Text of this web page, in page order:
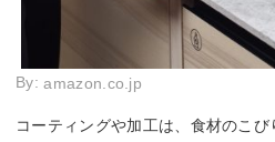
By:amazon.co.jp
コーティングや加工は、食材のこ